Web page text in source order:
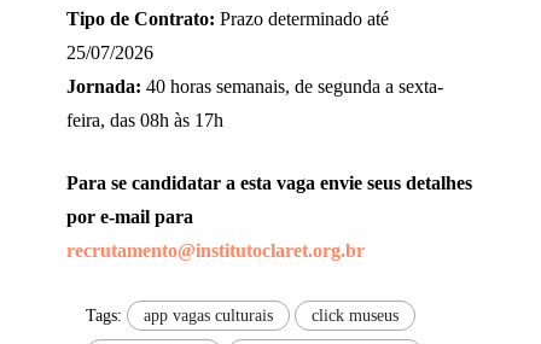
Tipo de Contrato: Prazo determinado até
25/07/2026
Jornada: 40 horas semanais, de segunda a sexta-
feira, das 08h às 17h
Para se candidatar a esta vaga envie seus detalhes
por e-mail para
recrutamento@institutoclaret.org.br
Tags: app vagas culturais click museus